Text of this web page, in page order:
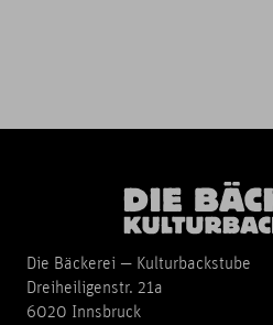
Die Bäckerei — Kulturbackstube
Dreiheiligenstr. 21a
6020 Innsbruck